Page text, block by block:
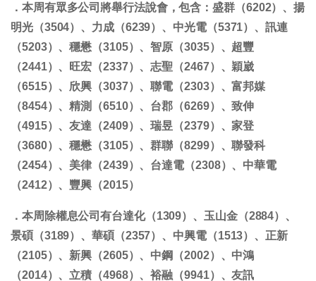
．本周有眾多公司將舉行法說會，包含：盛群（6202）、揚
明光（3504）、力成（6239）、中光電（5371）、訊連
（5203）、穩懋（3105）、智原（3035）、超豐
（2441）、旺宏（2337）、志聖（2467）、穎崴
（6515）、欣興（3037）、聯電（2303）、富邦媒
（8454）、精測（6510）、台郡（6269）、致伸
（4915）、友達（2409）、瑞昱（2379）、家登
（3680）、穩懋（3105）、群聯（8299）、聯發科
（2454）、美律（2439）、台達電（2308）、中華電
（2412）、豐興（2015）
．本周除權息公司有台達化（1309）、玉山金（2884）、
景碩（3189）、華碩（2357）、中興電（1513）、正新
（2105）、新興（2605）、中鋼（2002）、中鴻
（2014）、立積（4968）、裕融（9941）、友訊